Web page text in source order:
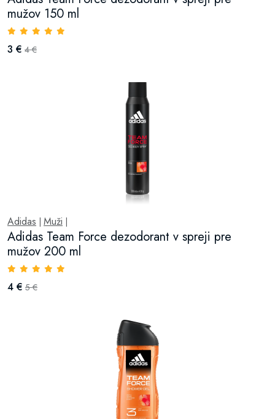
mužov 150 ml
3 € 4 €
Adidas Muži
Adidas Team Force dezodorant v spreji pre
mužov 200 ml
4 € 5 €